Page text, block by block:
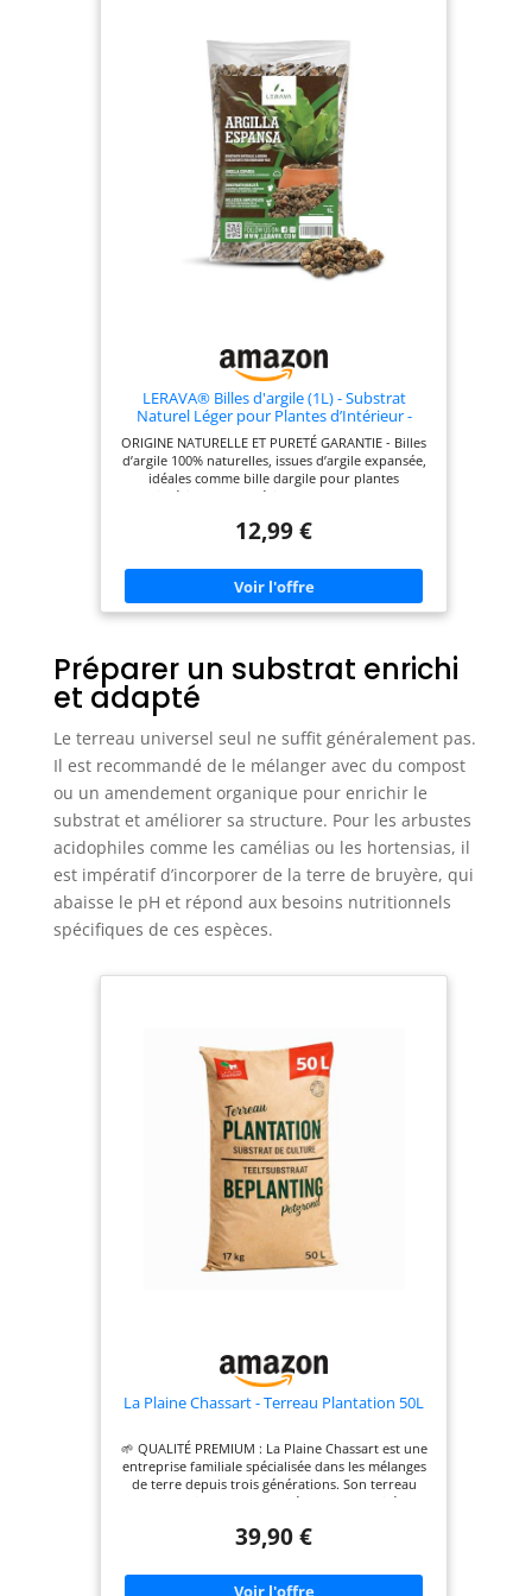
LERAVA® Billes d'argile (1L) - Substrat
Naturel Léger pour Plantes d’Intérieur -
Drainage Optimal et Décoration Végétale -
Bille d'argile Plante Interieur, Made in Italy
ORIGINE NATURELLE ET PURETÉ GARANTIE - Billes
d’argile 100% naturelles, issues d’argile expansée,
idéales comme bille dargile pour plantes
d’intérieur et d’extérieur, au pH neutre et
OPTIMALES - Bille d'argile légère, robuste et
Convient à toute bille d'argile plante interieur ou
en pot de jardin. DRAINAGE EFFICACE ET STABLE -
Empêche l’excès d’eau et améliore l’aération des
racines. Parfaite pour le drainage du terreau et
DÉCORATIF POLYVALENT - Utilisées en surface, les
billes d’argile décorent vos pots et jardinières tout
en limitant la pousse des mauvaises herbes.
QUALITÉ LERAVA ET CONFIANCE ITALIENNE -
Produit 100% Made in Italy, conçu avec soin pour
une performance durable. Nos billes d’argile
assurent qualité, fiabilité et satisfaction pour bille
12,99 €
Préparer un substrat enrichi
et adapté
Le terreau universel seul ne suffit généralement pas.
Il est recommandé de le mélanger avec du compost
ou un amendement organique pour enrichir le
substrat et améliorer sa structure. Pour les arbustes
acidophiles comme les camélias ou les hortensias, il
est impératif d’incorporer de la terre de bruyère, qui
abaisse le pH et répond aux besoins nutritionnels
spécifiques de ces espèces.
La Plaine Chassart - Terreau Plantation 50L
🌱 QUALITÉ PREMIUM : La Plaine Chassart est une
entreprise familiale spécialisée dans les mélanges
de terre depuis trois générations. Son terreau
plantation est renommé pour sa qualité
naturels choisis et assemblés avec le plus grand
compostées, compost, chaux et engrais. Une
recette parfaite pour un sol bien fertile ! 🌱
39,90 €